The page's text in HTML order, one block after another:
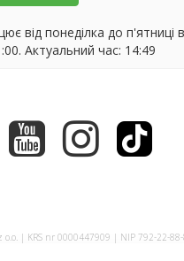
від понеділка до п'ятниці в
Актуальний час: 14:49
o.o. | KRS nr 0000447909 | NIP 792-22-